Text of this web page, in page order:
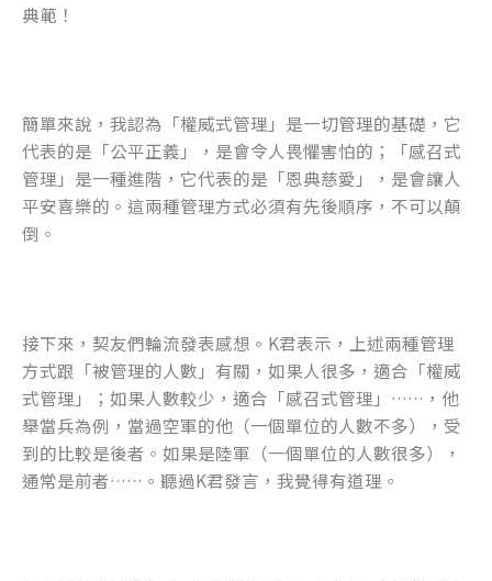
典範！
簡單來說，我認為「權威式管理」是一切管理的基礎，它
代表的是「公平正義」，是會令人畏懼害怕的；「感召式
管理」是一種進階，它代表的是「恩典慈愛」，是會讓人
平安喜樂的。這兩種管理方式必須有先後順序，不可以顛
倒。
接下來，契友們輪流發表感想。K君表示，上述兩種管理
方式跟「被管理的人數」有關，如果人很多，適合「權威
式管理」；如果人數較少，適合「感召式管理」……，他
舉當兵為例，當過空軍的他（一個單位的人數不多），受
到的比較是後者。如果是陸軍（一個單位的人數很多），
通常是前者……。聽過K君發言，我覺得有道理。